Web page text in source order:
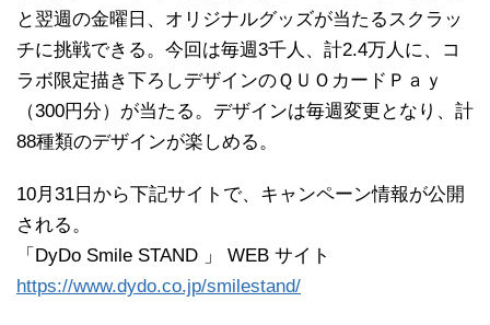
と翌週の金曜日、オリジナルグッズが当たるスクラッ
チに挑戦できる。今回は毎週3千人、計2.4万人に、コ
ラボ限定描き下ろしデザインのＱＵＯカードＰａｙ
（300円分）が当たる。デザインは毎週変更となり、計
88種類のデザインが楽しめる。
10月31日から下記サイトで、キャンペーン情報が公開
される。
「DyDo Smile STAND 」 WEB サイト
https://www.dydo.co.jp/smilestand/